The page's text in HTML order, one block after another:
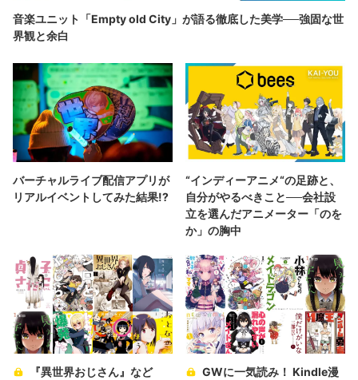
音楽ユニット「Empty old City」が語る徹底した美学──強固な世
界観と余白
バーチャルライブ配信アプリが
リアルイベントしてみた結果!?
“インディーアニメ“の足跡と、
自分がやるべきこと──会社設
立を選んだアニメーター「のを
か」の胸中
『異世界おじさん』など
GWに一気読み！ Kindle漫